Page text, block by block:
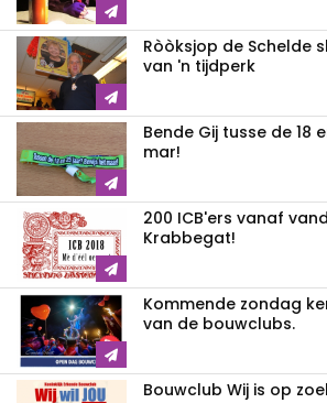
Ròòksjop de Schelde
van 'n tijdperk
Bende Gij tusse de 18
mar!
200 ICB'ers vanaf
Krabbegat!
Kommende zondag
van de bouwclubs.
Bouwclub Wij is op